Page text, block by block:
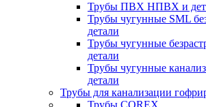
Трубы ПВХ НПВХ и
Трубы чугунные SML
детали
Трубы чугунные
детали
Трубы чугунные
детали
Трубы для канализации
Трубы COREX